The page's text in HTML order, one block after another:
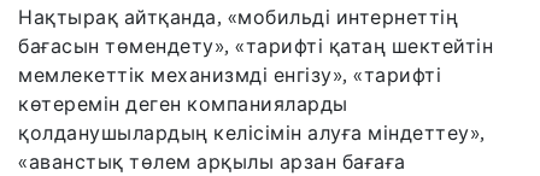
Нақтырақ айтқанда, «мобильді интернеттің
бағасын төмендету», «тарифті қатаң шектейтін
мемлекеттік механизмді енгізу», «тарифті
көтеремін деген компанияларды
қолданушылардың келісімін алуға міндеттеу»,
«аванстық төлем арқылы арзан бағаға